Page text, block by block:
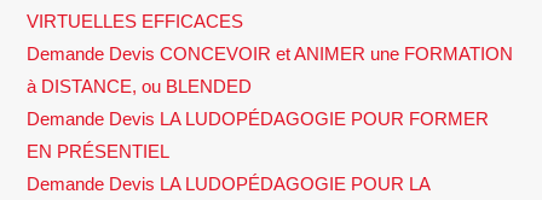
VIRTUELLES EFFICACES
Demande Devis CONCEVOIR et ANIMER une FORMATION
à DISTANCE, ou BLENDED
Demande Devis LA LUDOPÉDAGOGIE POUR FORMER
EN PRÉSENTIEL
Demande Devis LA LUDOPÉDAGOGIE POUR LA